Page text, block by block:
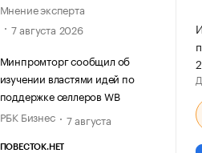
Мнение эксперта
7 августа 2026
Минпромторг сообщил об
изучении властями идей по
поддержке селлеров WB
РБК Бизнес
7 августа
ПОВЕСТОК.НЕТ